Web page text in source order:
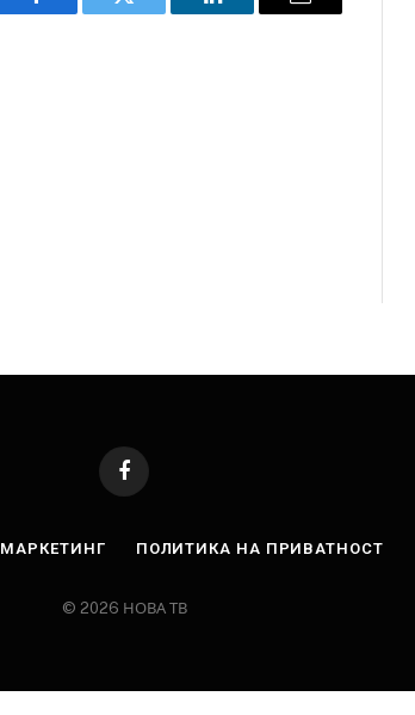
Facebook Twitter LinkedIn Email
Facebook
МАРКЕТИНГ ПОЛИТИКА НА ПРИВАТНОСТ
© 2026 НОВА ТВ